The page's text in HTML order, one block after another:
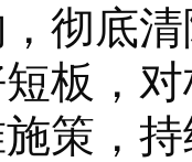
彻底
板，
策，